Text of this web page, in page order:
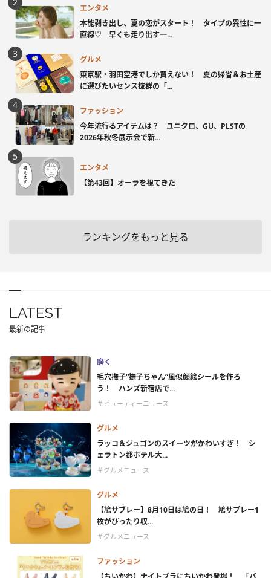
エンタメ
本能剥き出し、夏の恋がスタート！ タイプの異性に一
直線♡ 早くも走り出す一...
グルメ
東京駅・羽田空港でしか買えない！ 夏の帰省＆お土産
に選びたいセンス抜群の「...
ファッション
今年流行るアイテムは？ ユニクロ、GU、PLSTの
2026年秋冬展示会で新...
エンタメ
【第43回】オーラを視てきた
ランキングをもっと見る
LATEST
最新の記事
磨く
毛穴撫子“撫子ちゃん”風似顔絵シールを作ろ
う！ ハンズ新宿店で...
＃ビューティーニュース
グルメ
ラッコ＆ジュゴンのスイーツがかわいすぎ！ シ
ェラトン都ホテル大...
＃グルメニュース
グルメ
【鳩サブレー】8月10日は鳩の日！ 鳩サブレー1
枚がぴったり収...
＃グルメニュース
ファッション